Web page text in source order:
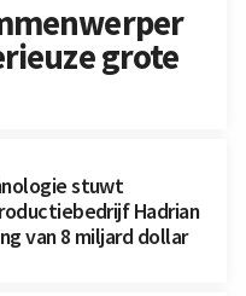
grote
stuwt
Hadrian
van 8 miljard dollar